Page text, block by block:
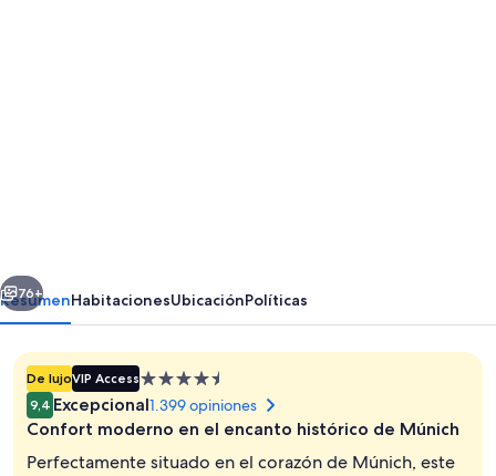
Siguiente
76+
ResumenHabitacionesUbicaciónPolíticas
De lujoVIP AccessPropiedad
de
4.5
9,4 Excepcional1.399 opiniones
Confort moderno en el encanto histórico de Múnich
Perfectamente situado en el corazón de Múnich, este